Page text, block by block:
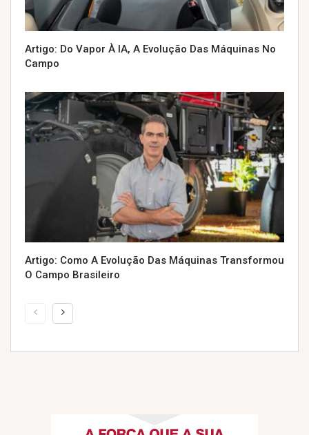
Artigo: Do Vapor À IA, A Evolução Das Máquinas No
Campo
Artigo: Como A Evolução Das Máquinas Transformou
O Campo Brasileiro